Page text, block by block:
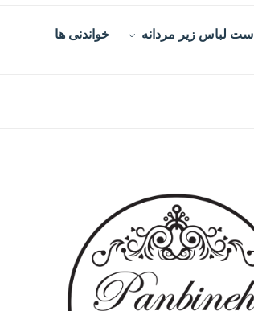
ست لباس زیر مردانه خواندنی ها